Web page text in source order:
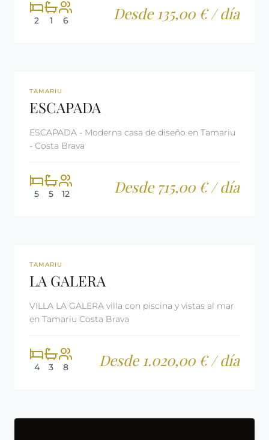
2 1 6 Desde 135,00 € / día
REF: CM86
TAMARIU
ESCAPADA
ESCAPADA - Moderna casa de diseño en Tamariu
- Costa Brava
5 5 12 Desde 715,00 € / día
REF: CM96
TAMARIU
LA GALERA
VILLA LA GALERA villa con piscina y vistas al mar
en Tamariu Costa Brava
4 3 8 Desde 1.020,00 € / día